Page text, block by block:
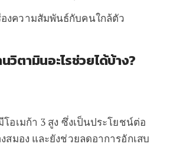
งความสัมพันธ์กับคนใกล้ตัว
วิตามินอะไรช่วยได้บ้าง?
อเมก้า 3 สูง ซึ่งเป็นประโยชน์ต่อ
สมอง และยังช่วยลดอาการอักเสบ